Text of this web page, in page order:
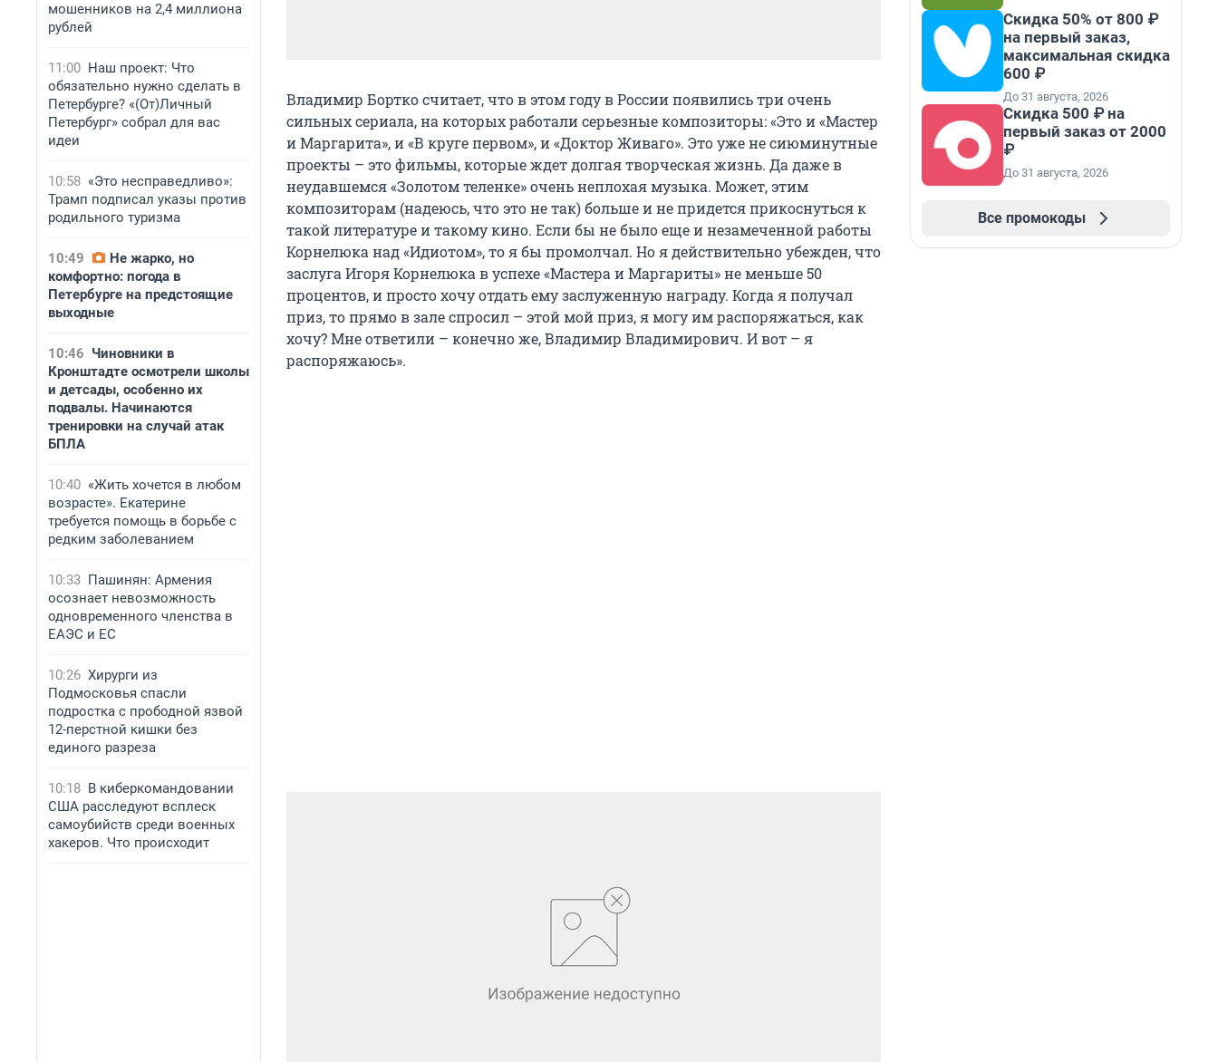
мошенников на 2,4 миллиона
рублей
11:00 Наш проект: Что
обязательно нужно сделать в
Петербурге? «(От)Личный
Петербург» собрал для вас
идеи
10:58 «Это несправедливо»:
Трамп подписал указы против
родильного туризма
10:49
Не жарко, но
комфортно: погода в
Петербурге на предстоящие
выходные
10:46 Чиновники в
Кронштадте осмотрели школы
и детсады, особенно их
подвалы. Начинаются
тренировки на случай атак
БПЛА
10:40 «Жить хочется в любом
возрасте». Екатерине
требуется помощь в борьбе с
редким заболеванием
10:33 Пашинян: Армения
осознает невозможность
одновременного членства в
ЕАЭС и ЕС
10:26 Хирурги из
Подмосковья спасли
подростка с прободной язвой
12-перстной кишки без
единого разреза
10:18 В киберкомандовании
США расследуют всплеск
самоубийств среди военных
хакеров. Что происходит
Владимир Бортко считает, что в этом году в России появились три очень
сильных сериала, на которых работали серьезные композиторы: «Это и «Мастер
и Маргарита», и «В круге первом», и «Доктор Живаго». Это уже не сиюминутные
проекты – это фильмы, которые ждет долгая творческая жизнь. Да даже в
неудавшемся «Золотом теленке» очень неплохая музыка. Может, этим
композиторам (надеюсь, что это не так) больше и не придется прикоснуться к
такой литературе и такому кино. Если бы не было еще и незамеченной работы
Корнелюка над «Идиотом», то я бы промолчал. Но я действительно убежден, что
заслуга Игоря Корнелюка в успехе «Мастера и Маргариты» не меньше 50
процентов, и просто хочу отдать ему заслуженную награду. Когда я получал
приз, то прямо в зале спросил – этой мой приз, я могу им распоряжаться, как
хочу? Мне ответили – конечно же, Владимир Владимирович. И вот – я
распоряжаюсь».
Скидка 50% от 800 ₽
на первый заказ,
максимальная скидка
600 ₽
До 31 августа, 2026
Скидка 500 ₽ на
первый заказ от 2000
₽
До 31 августа, 2026
Все промокоды